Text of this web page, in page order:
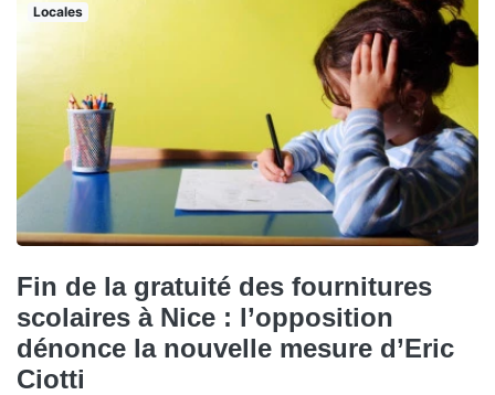
Locales
Fin de la gratuité des fournitures
scolaires à Nice : l’opposition
dénonce la nouvelle mesure d’Eric
Ciotti